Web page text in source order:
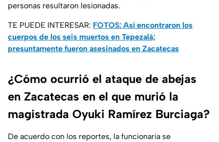
personas resultaron lesionadas.
TE PUEDE INTERESAR: FOTOS: Así encontraron los
cuerpos de los seis muertos en Tepezalá;
presuntamente fueron asesinados en Zacatecas
¿Cómo ocurrió el ataque de abejas
en Zacatecas en el que murió la
magistrada Oyuki Ramírez Burciaga?
De acuerdo con los reportes, la funcionaria se